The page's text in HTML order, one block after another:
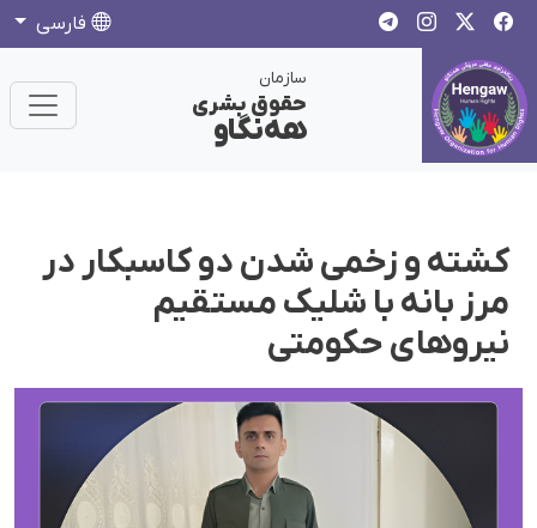
فارسی
سازمان
حقوق بشری
هەنگاو
کشته و زخمی شدن دو کاسبکار در
مرز بانه با شلیک مستقیم
نیروهای حکومتی